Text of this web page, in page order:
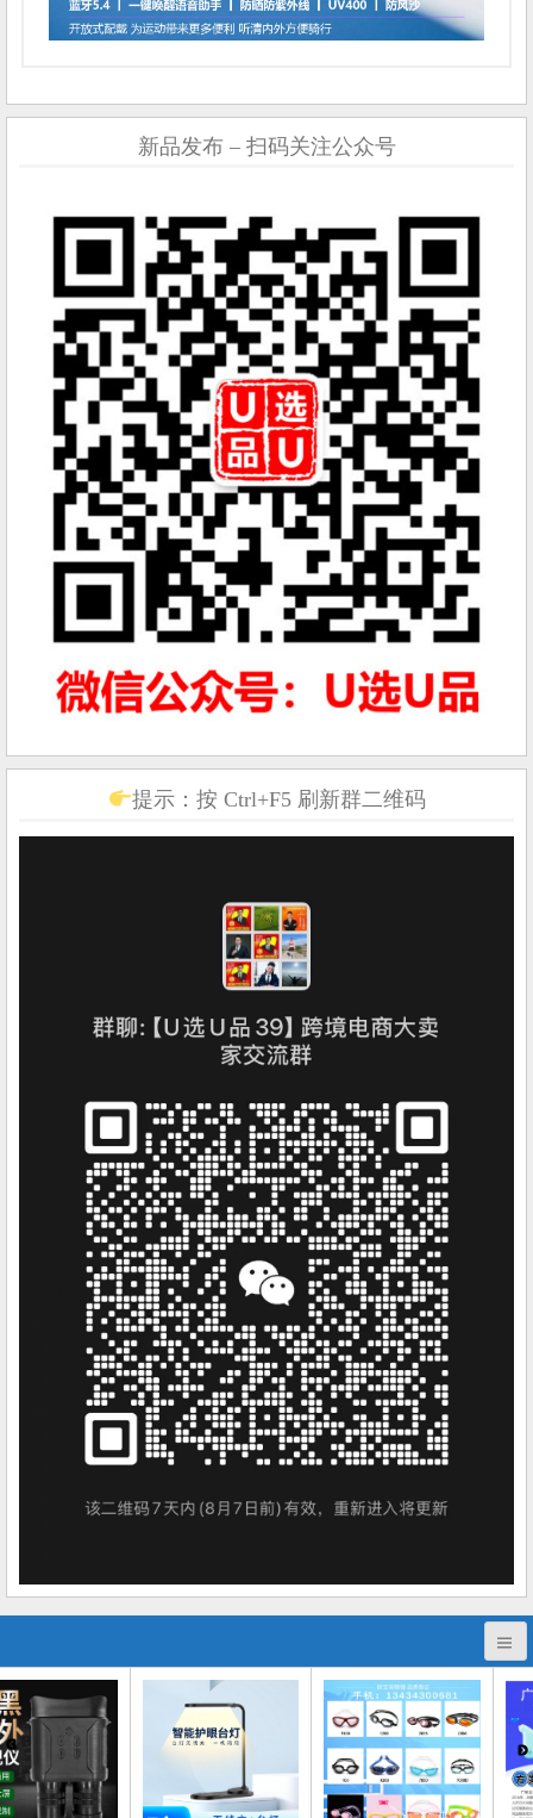
新品发布 – 扫码关注公众号
提示：按 Ctrl+F5 刷新群二维码